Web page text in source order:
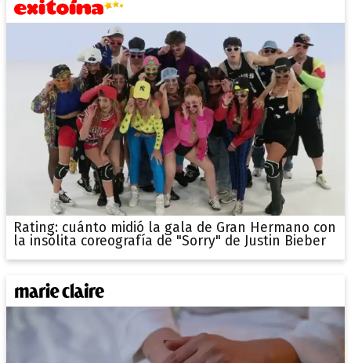
Rating: cuánto midió la gala de Gran Hermano con
la insólita coreografía de "Sorry" de Justin Bieber